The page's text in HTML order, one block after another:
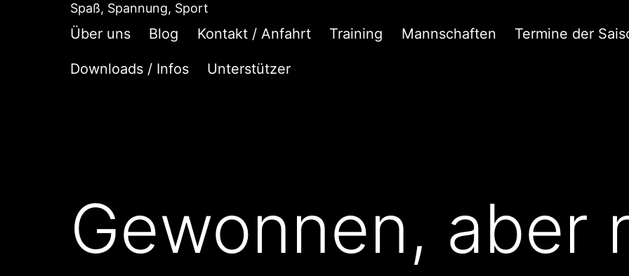
Spaß, Spannung, Sport
Über uns Blog Kontakt / Anfahrt Training Mannschaften Termine der
Downloads / Infos Unterstützer
Gewonnen, aber